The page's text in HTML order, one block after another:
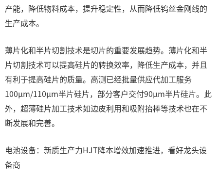
产能，降低物料成本，提升稳定性，从而降低钨丝金刚线的
生产成本。
薄片化和半片切割技术是切片的重要发展趋势。薄片化和半
片切割技术可以提高硅片的转换效率，降低生产成本，并且
有利于提高硅片的质量。高测已经批量供应代加工服务
100μm/110μm半片硅片，部分客户交付90μm半片硅片。此
外，超薄硅片加工技术如边皮利用和吸附抬棒等技术也在不
断发展和完善。
电池设备：新质生产力HJT降本增效加速推进，看好龙头设
备商